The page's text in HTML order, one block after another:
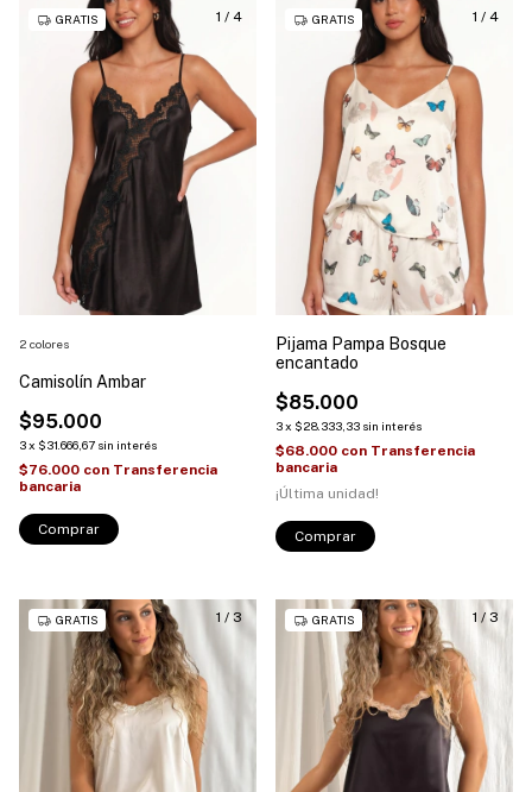
1 / 4
GRATIS
Camisolín Ambar
$95.000
3x $31.666,67 sin interés
$76.000 con Transferencia
bancaria
2 colores
Comprar
1 / 4
GRATIS
Pijama Pampa Bosque
encantado
$85.000
3x $28.333,33 sin interés
$68.000 con Transferencia
bancaria
¡Última unidad!
Comprar
1 / 3
GRATIS 1 / 3
GRATIS